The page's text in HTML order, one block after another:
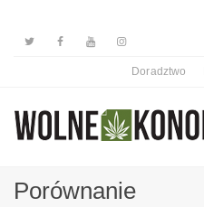
Doradztwo
Porównanie